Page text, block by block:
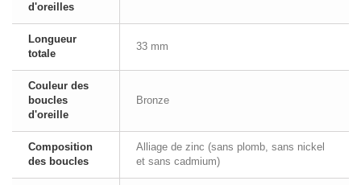
d'oreilles
Longueur
totale
33 mm
Couleur des
boucles
d'oreille
Bronze
Composition
des boucles
Alliage de zinc (sans plomb, sans nickel
et sans cadmium)